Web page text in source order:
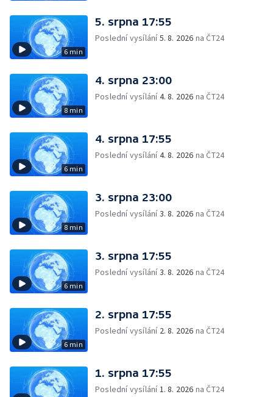
6 min
5. srpna 17:55
Poslední vysílání5. 8. 2026 na ČT24
8 min
4. srpna 23:00
Poslední vysílání4. 8. 2026 na ČT24
6 min
4. srpna 17:55
Poslední vysílání4. 8. 2026 na ČT24
8 min
3. srpna 23:00
Poslední vysílání3. 8. 2026 na ČT24
6 min
3. srpna 17:55
Poslední vysílání3. 8. 2026 na ČT24
6 min
2. srpna 17:55
Poslední vysílání 2. 8. 2026 na ČT24
1. srpna 17:55
Poslední vysílání1. 8. 2026 na ČT24